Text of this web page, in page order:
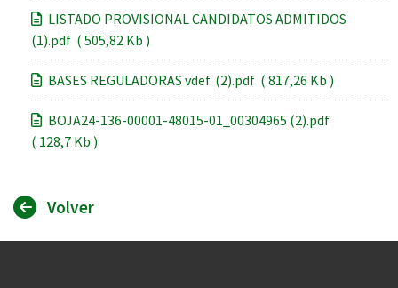
LISTADO PROVISIONAL CANDIDATOS ADMITIDOS
(1).pdf ( 505,82 Kb )
BASES REGULADORAS vdef. (2).pdf ( 817,26 Kb )
BOJA24-136-00001-48015-01_00304965 (2).pdf
( 128,7 Kb )
Volver